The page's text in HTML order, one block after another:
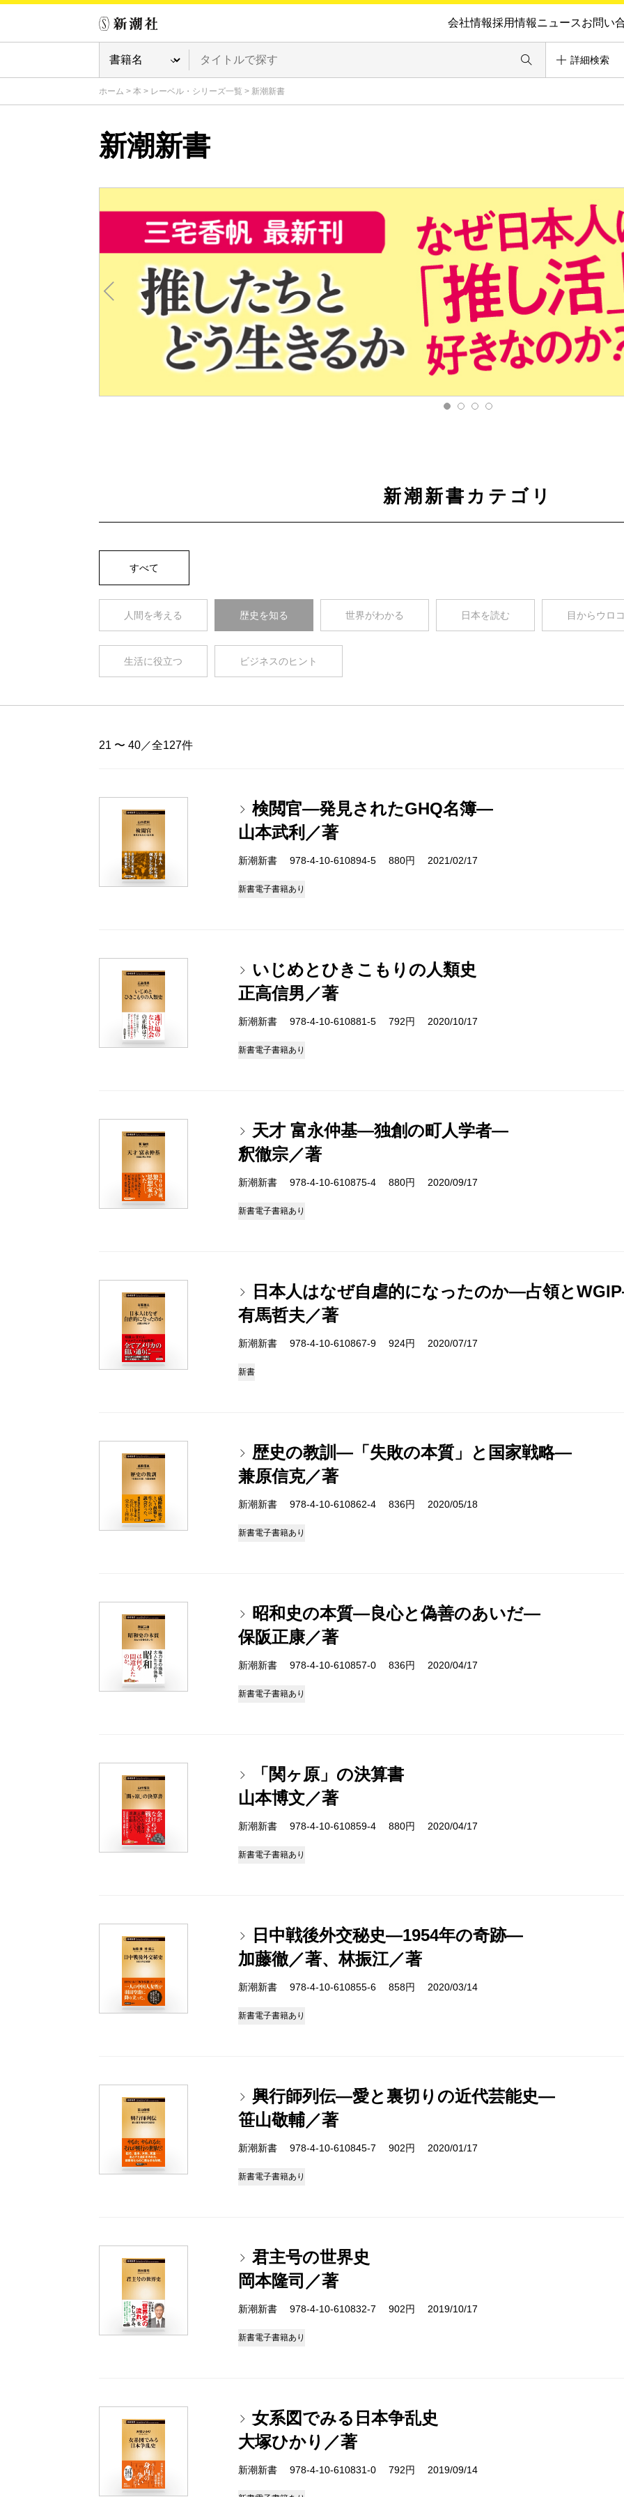
会社情報採用情報ニュースお問い
詳細検索
ホーム > 本 > レーベル・シリーズ一覧 > 新潮新書
新潮新書
新潮新書カテゴリ
すべて
人間を考える 歴史を知る 世界がわかる 日本を読む 目からウロコ
生活に役立つ ビジネスのヒント
21 〜 40／全127件
検閲官―発見されたGHQ名簿―
山本武利／著
新潮新書 978-4-10-610894-5 880円 2021/02/17
新書電子書籍あり
いじめとひきこもりの人類史
正高信男／著
新潮新書 978-4-10-610881-5 792円 2020/10/17
新書電子書籍あり
天才 富永仲基―独創の町人学者―
釈徹宗／著
新潮新書 978-4-10-610875-4 880円 2020/09/17
新書電子書籍あり
日本人はなぜ自虐的になったのか―占領と
有馬哲夫／著
新潮新書 978-4-10-610867-9 924円 2020/07/17
新書
歴史の教訓―「失敗の本質」と国家戦略―
兼原信克／著
新潮新書 978-4-10-610862-4 836円 2020/05/18
新書電子書籍あり
昭和史の本質―良心と偽善のあいだ―
保阪正康／著
新潮新書 978-4-10-610857-0 836円 2020/04/17
新書電子書籍あり
「関ヶ原」の決算書
山本博文／著
新潮新書 978-4-10-610859-4 880円 2020/04/17
新書電子書籍あり
日中戦後外交秘史―1954年の奇跡―
加藤徹／著、林振江／著
新潮新書 978-4-10-610855-6 858円 2020/03/14
新書電子書籍あり
興行師列伝―愛と裏切りの近代芸能史―
笹山敬輔／著
新潮新書 978-4-10-610845-7 902円 2020/01/17
新書電子書籍あり
君主号の世界史
岡本隆司／著
新潮新書 978-4-10-610832-7 902円 2019/10/17
新書電子書籍あり
女系図でみる日本争乱史
大塚ひかり／著
新潮新書 978-4-10-610831-0 792円 2019/09/14